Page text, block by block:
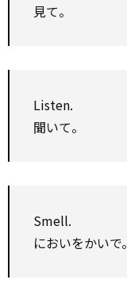
見て。
Listen.
聞いて。
Smell.
においをかいで。